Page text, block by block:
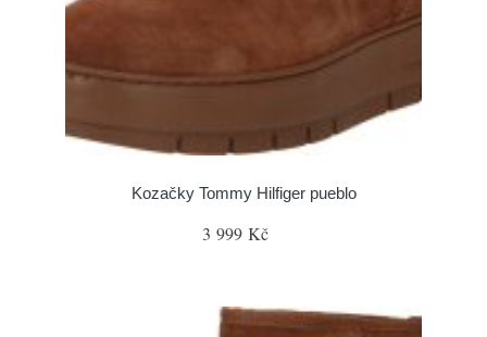
Kozačky Tommy Hilfiger pueblo
3 999 Kč